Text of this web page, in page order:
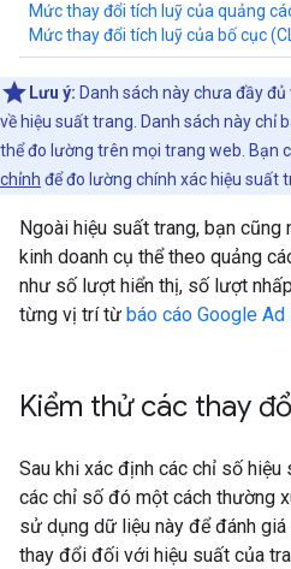
Mức thay đổi tích luỹ của quảng
Mức thay đổi tích luỹ của bố cục
Lưu ý: Danh sách này chưa đầy
về hiệu suất trang. Danh sách này chỉ
thể đo lường trên mọi trang web. Bạn
chỉnh để đo lường chính xác hiệu suất
Ngoài hiệu suất trang, bạn
kinh doanh cụ thể theo quảng
như số lượt hiển thị, số lượt
từng vị trí từ báo cáo Google Ad
Kiểm thử các thay
Sau khi xác định các chỉ số
các chỉ số đó một cách thường
sử dụng dữ liệu này để đánh
thay đổi đối với hiệu suất của